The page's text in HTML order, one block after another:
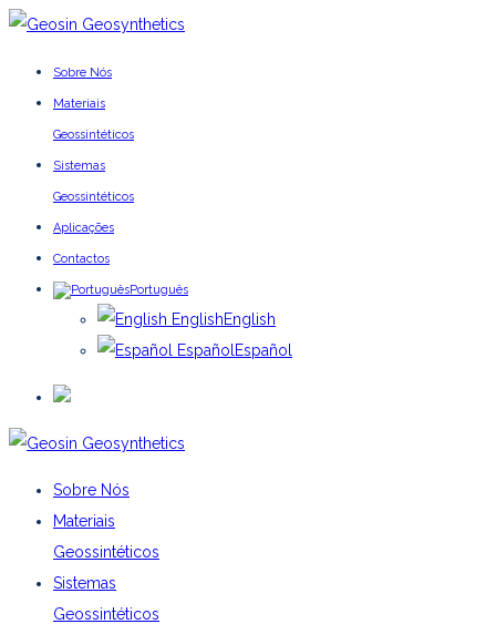
Sobre Nós
Materiais
Geossintéticos
Sistemas
Geossintéticos
Aplicações
Contactos
Português
EnglishEnglish
Español Español
Sobre Nós
Materiais
Geossintéticos
Sistemas
Geossintéticos